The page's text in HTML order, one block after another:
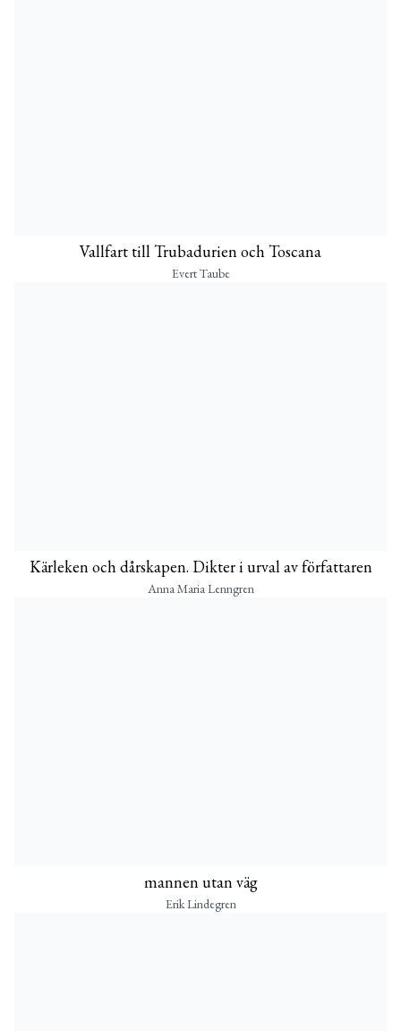
Vallfart till Trubadurien och Toscana
Evert Taube
Kärleken och dårskapen. Dikter i urval av författaren
Anna Maria Lenngren
mannen utan väg
Erik Lindegren